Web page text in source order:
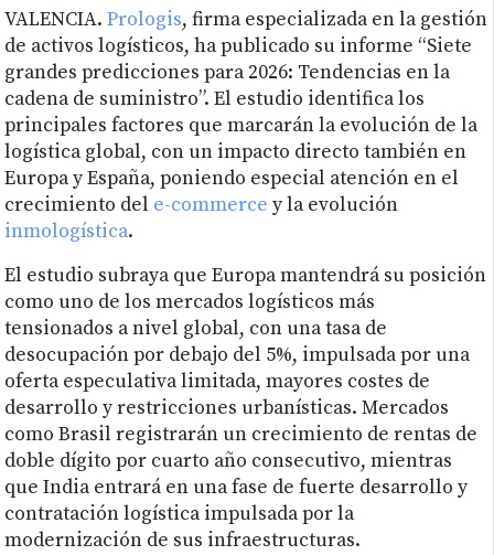
VALENCIA.Prologis, firma especializada en la gestión
de activos logísticos, ha publicado su informe “Siete
grandes predicciones para 2026: Tendencias en la
cadena de suministro”. El estudio identifica los
principales factores que marcarán la evolución de la
logística global, con un impacto directo también en
Europa y España, poniendo especial atención en el
crecimiento del e-commerce y la evolución
inmologística.
El estudio subraya que Europa mantendrá su posición
como uno de los mercados logísticos más
tensionados a nivel global, con una tasa de
desocupación por debajo del 5%, impulsada por una
oferta especulativa limitada, mayores costes de
desarrollo y restricciones urbanísticas. Mercados
como Brasil registrarán un crecimiento de rentas de
doble dígito por cuarto año consecutivo, mientras
que India entrará en una fase de fuerte desarrollo y
contratación logística impulsada por la
modernización de sus infraestructuras.